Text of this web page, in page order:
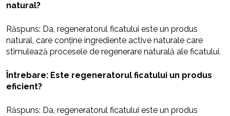
natural?
Răspuns: Da, regeneratorul ficatului este un produs
natural, care conține ingrediente active naturale care
stimulează procesele de regenerare naturală ale ficatului.
Întrebare: Este regeneratorul ficatului un produs
eficient?
Răspuns: Da, regeneratorul ficatului este un produs